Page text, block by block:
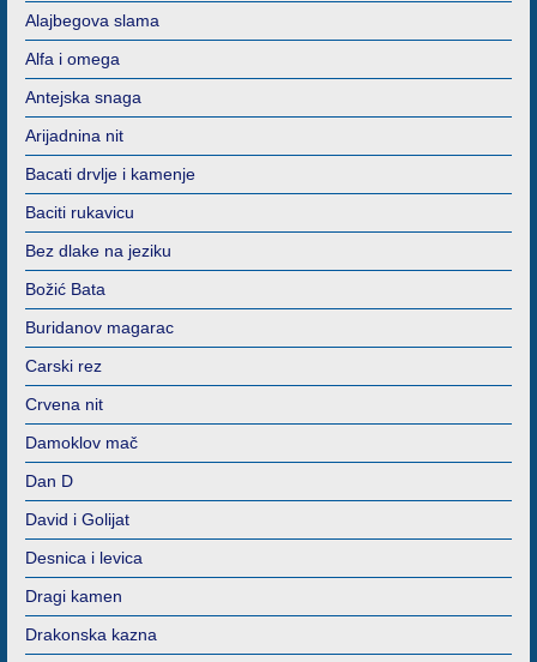
Alajbegova slama
Alfa i omega
Antejska snaga
Arijadnina nit
Bacati drvlje i kamenje
Baciti rukavicu
Bez dlake na jeziku
Božić Bata
Buridanov magarac
Carski rez
Crvena nit
Damoklov mač
Dan D
David i Golijat
Desnica i levica
Dragi kamen
Drakonska kazna